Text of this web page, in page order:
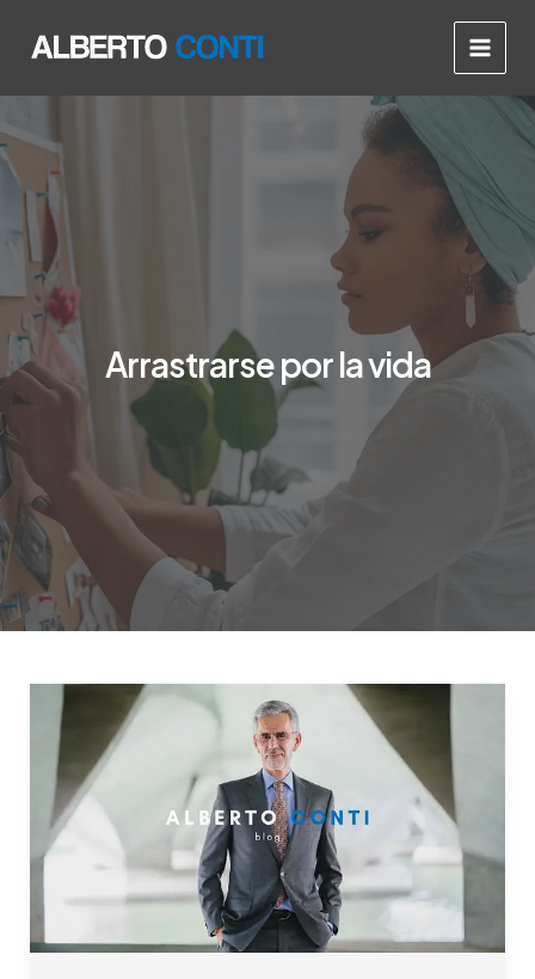
Main
Arrastrarse por la vida
DESAFIO
GIGANTESCO
DEL
NUEVO
LIDERAZGO